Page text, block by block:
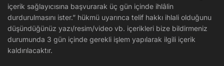
içerik sağlayıcısına başvurarak üç gün içinde ihlâlin
durdurulmasını ister.” hükmü uyarınca telif hakkı ihlali olduğunu
düşündüğünüz yazı/resim/video vb. içerikleri bize bildirmeniz
durumunda 3 gün içinde gerekli işlem yapılarak ilgili içerik
kaldırılacaktır.